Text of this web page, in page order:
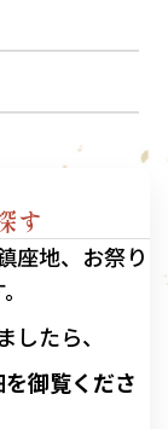
す
座地、お祭り
たら、
御覧くださ